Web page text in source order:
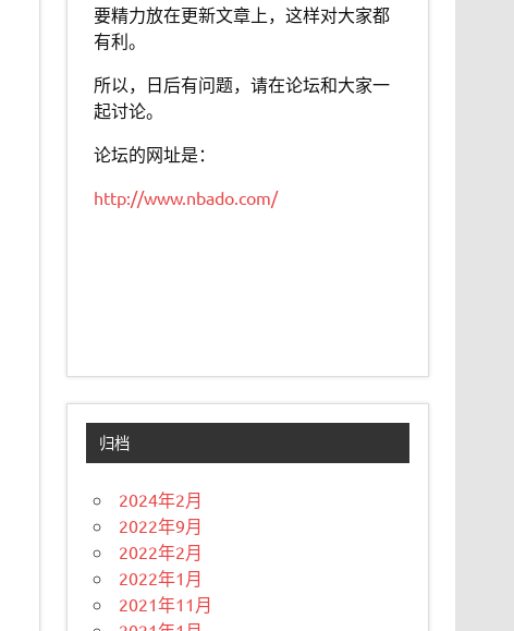
要精力放在更新文章上，这样对大家都
有利。
所以，日后有问题，请在论坛和大家一
起讨论。
论坛的网址是：
http://www.nbado.com/
归档
2024年2月
2022年9月
2022年2月
2022年1月
2021年11月